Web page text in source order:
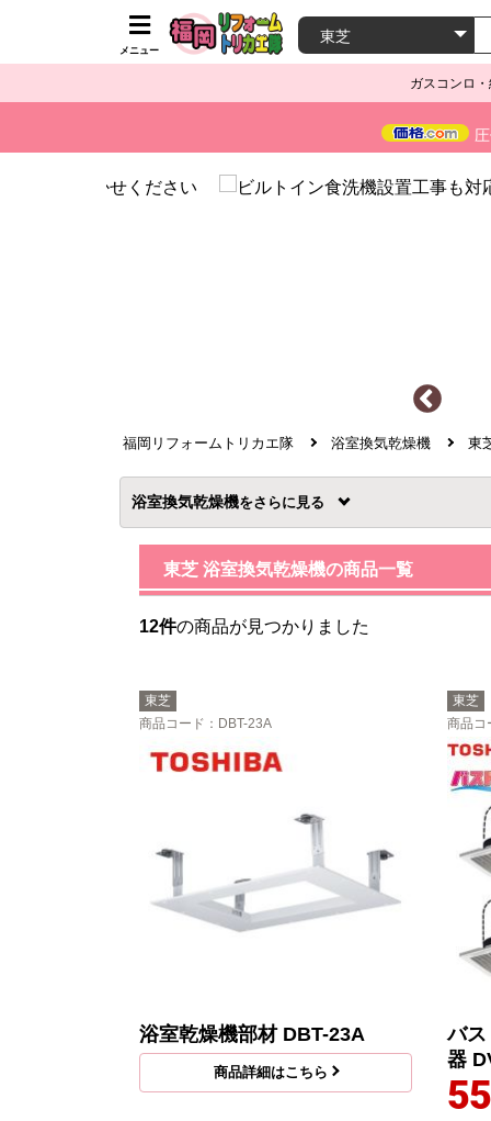
メニュー
ガスコンロ
福岡リフォームトリカエ隊 浴室換気乾燥機 東
浴室換気乾燥機を
東芝 浴室換気乾燥機の商品一覧
12件の商品が見つかりました
東芝
商品コード ：DBT-23A
浴室乾燥機部材 DBT-23A
商品詳細はこちら
東芝
商品コ
バス
器